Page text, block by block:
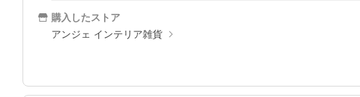
購入したストア
アンジェ インテリア雑貨